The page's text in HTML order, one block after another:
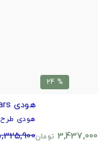
% 24
3,437,000 تومان
هودی Star Wars
هودی طرح